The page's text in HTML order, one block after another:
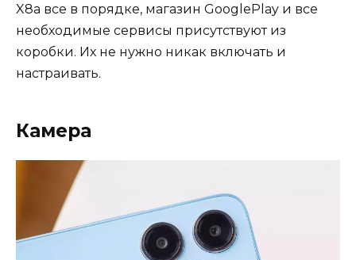
X8a все в порядке, магазин GooglePlay и все
необходимые сервисы присутствуют из
коробки. Их не нужно никак включать и
настраивать.
Камера